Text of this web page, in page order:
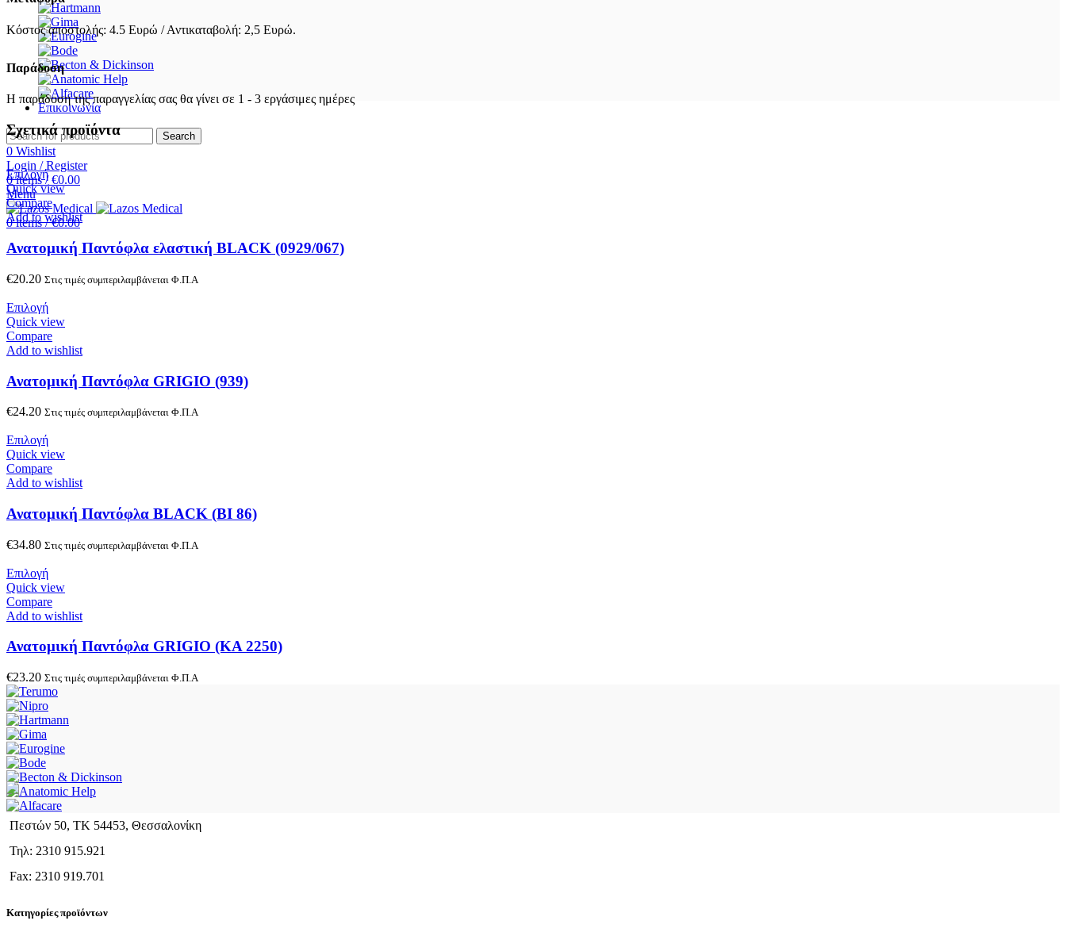
Επικοινωνία
Search
0 Wishlist
Login / Register
0items / €0.00
Menu
0items / €0.00
Κόστος αποστολής: 4.5 Ευρώ / Αντικαταβολή: 2,5 Ευρώ.
Παράδοση
Η παράδοση της παραγγελίας σας θα γίνει σε 1 - 3 εργάσιμες ημέρες
Σχετικά προϊόντα
Επιλογή
Quick view
Compare
Add to wishlist
Ανατομική Παντόφλα ελαστική BLACK (0929/067)
€20.20 Στις τιμές συμπεριλαμβάνεται Φ.Π.Α
Επιλογή
Quick view
Compare
Add to wishlist
Ανατομική Παντόφλα GRIGIO (939)
€24.20 Στις τιμές συμπεριλαμβάνεται Φ.Π.Α
Επιλογή
Quick view
Compare
Add to wishlist
Ανατομική Παντόφλα BLACK (ΒΙ 86)
€34.80 Στις τιμές συμπεριλαμβάνεται Φ.Π.Α
Επιλογή
Quick view
Compare
Add to wishlist
Ανατομική Παντόφλα GRIGIO (ΚΑ 2250)
€23.20 Στις τιμές συμπεριλαμβάνεται Φ.Π.Α
Πεστών 50, ΤΚ 54453, Θεσσαλονίκη
Τηλ: 2310 915.921
Fax: 2310 919.701
Κατηγορίες προϊόντων